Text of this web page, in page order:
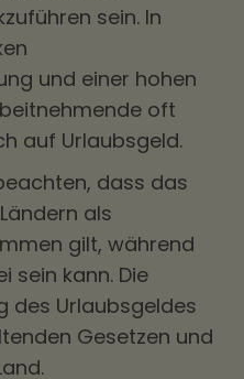
sein. In
und einer hohen
oft
auf Urlaubsgeld.
dass das
als
gilt, während
sein kann. Die
des Urlaubsgeldes
Gesetzen und